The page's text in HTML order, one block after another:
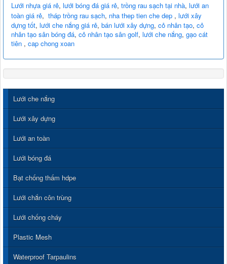
Lưới nhựa giá rẻ, lưới bóng đá giá rẻ, trồng rau sạch tại nhà, lưới an
toàn giá rẻ, tháp trồng rau sạch, nha thep tien che dep , lưới xây
dựng tốt, lưới che nắng giá rẻ, bán lưới xây dựng, cỏ nhân tạo, cỏ
nhân tạo sân bóng đá, cỏ nhân tạo sân golf, lưới che nắng, gạo cát
tiên , cap chong xoan
Lưới che nắng
Lưới xây dựng
Lưới an toàn
Lưới bóng đá
Bạt chống thấm hdpe
Lưới chắn côn trùng
Lưới chống cháy
Plastic Mesh
Waterproof Tarpaulins